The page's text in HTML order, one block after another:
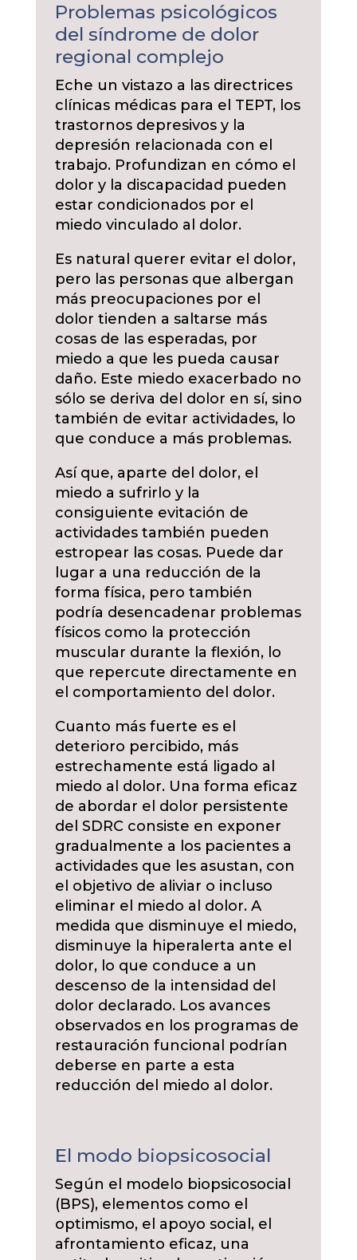
Problemas psicológicos
del síndrome de dolor
regional complejo
Eche un vistazo a las directrices
clínicas médicas para el TEPT, los
trastornos depresivos y la
depresión relacionada con el
trabajo. Profundizan en cómo el
dolor y la discapacidad pueden
estar condicionados por el
miedo vinculado al dolor.
Es natural querer evitar el dolor,
pero las personas que albergan
más preocupaciones por el
dolor tienden a saltarse más
cosas de las esperadas, por
miedo a que les pueda causar
daño. Este miedo exacerbado no
sólo se deriva del dolor en sí, sino
también de evitar actividades, lo
que conduce a más problemas.
Así que, aparte del dolor, el
miedo a sufrirlo y la
consiguiente evitación de
actividades también pueden
estropear las cosas. Puede dar
lugar a una reducción de la
forma física, pero también
podría desencadenar problemas
físicos como la protección
muscular durante la flexión, lo
que repercute directamente en
el comportamiento del dolor.
Cuanto más fuerte es el
deterioro percibido, más
estrechamente está ligado al
miedo al dolor. Una forma eficaz
de abordar el dolor persistente
del SDRC consiste en exponer
gradualmente a los pacientes a
actividades que les asustan, con
el objetivo de aliviar o incluso
eliminar el miedo al dolor. A
medida que disminuye el miedo,
disminuye la hiperalerta ante el
dolor, lo que conduce a un
descenso de la intensidad del
dolor declarado. Los avances
observados en los programas de
restauración funcional podrían
deberse en parte a esta
reducción del miedo al dolor.
El modo biopsicosocial
Según el modelo biopsicosocial
(BPS), elementos como el
optimismo, el apoyo social, el
afrontamiento eficaz, una